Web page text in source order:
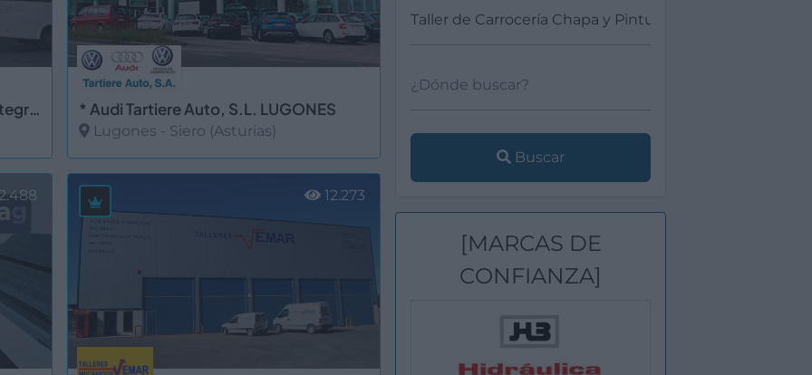
* ASMECA Asistencia Mecánica Integral, S.L. * Audi Tartiere Auto, S.L. LUGONES
Lugones - Siero (Asturias)
12.273
Buscar
[MARCAS DE
CONFIANZA]